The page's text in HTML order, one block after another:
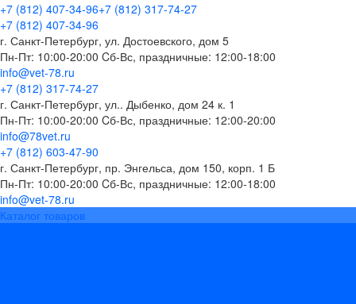
+7 (812) 407-34-96+7 (812) 317-74-27
+7 (812) 407-34-96
г. Санкт-Петербург, ул. Достоевского, дом 5
Пн-Пт: 10:00-20:00 Cб-Вс, праздничные: 12:00-18:00
info@vet-78.ru
+7 (812) 317-74-27
г. Санкт-Петербург, ул.. Дыбенко, дом 24 к. 1
Пн-Пт: 10:00-20:00 Cб-Вс, праздничные: 12:00-20:00
info@78vet.ru
+7 (812) 603-47-90
г. Санкт-Петербург, пр. Энгельса, дом 150, корп. 1 Б
Пн-Пт: 10:00-20:00 Cб-Вс, праздничные: 12:00-18:00
info@vet-78.ru
Каталог товаров